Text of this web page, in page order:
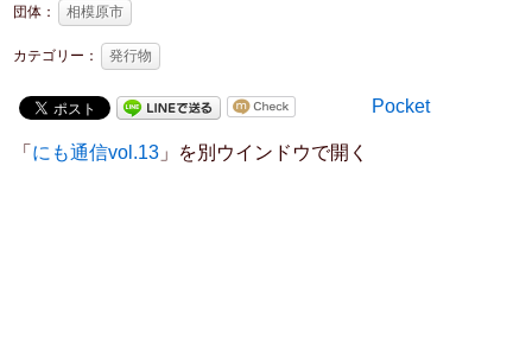
団体： 相模原市
カテゴリー： 発行物
Pocket
「 にも通信vol.13 」を別ウインドウで開く